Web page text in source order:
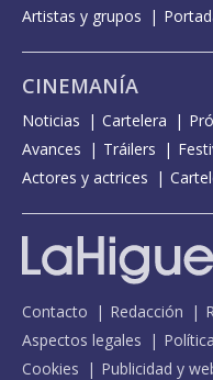
Artistas y grupos
CINEMANÍA
Noticias Cartelera
Avances
Tráilers
Actores y actrices
Contacto Redacción
Aspectos legales
Cookies
Publicidad y